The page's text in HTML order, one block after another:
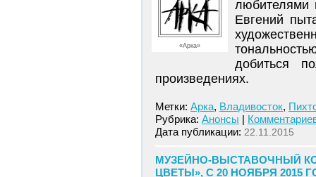
«Арка»
любителями
Евгений
добиться
произведениях.
Метки: Арка, Владивосток,
Рубрика: Анонсы |
Дата публикации: 22.11.2015
МУЗЕЙНО-ВЫСТАВОЧНЫЙ
ЦВЕТЫ», С 20 НОЯБРЯ 2015